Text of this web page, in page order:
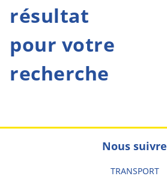
résultat
pour votre
recherche
Nous suivre
TRANSPORT